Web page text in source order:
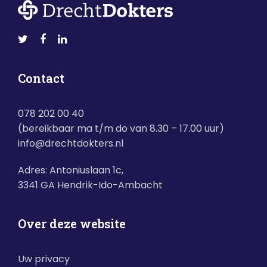
Contact
078 202 00 40
(bereikbaar ma t/m do van 8.30 – 17.00 uur)
info@drechtdokters.nl
Adres: Antoniuslaan 1c,
3341 GA Hendrik-Ido-Ambacht
Over deze website
Uw privacy